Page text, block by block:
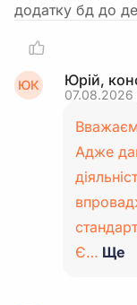
додатку бд до
ЮК Юрій,
07.08.2026
Адже
Є… Ще